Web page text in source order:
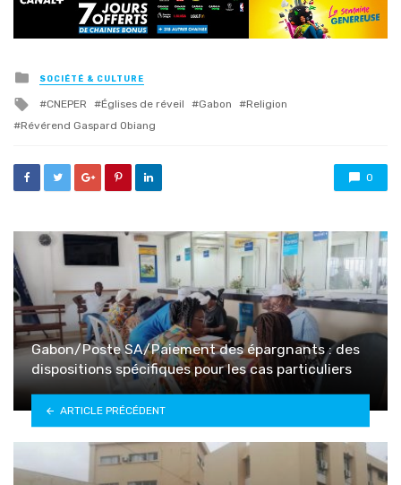
Posted
in
SOCIÉTÉ & CULTURE
Tagged
with
CNEPER Églises de réveil Gabon
Religion
Révérend Gaspard Obiang
0
Gabon/Poste SA/Paiement des épargnants : des
dispositions spécifiques pour les cas particuliers
ARTICLE PRÉCÉDENT